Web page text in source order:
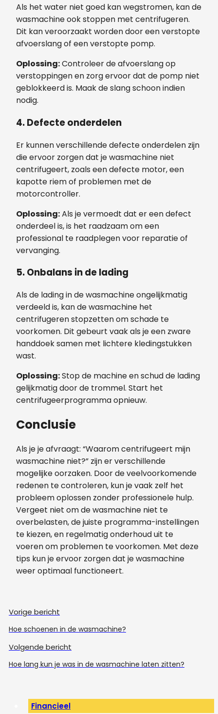
Als het water niet goed kan wegstromen, kan de
wasmachine ook stoppen met centrifugeren.
Dit kan veroorzaakt worden door een verstopte
afvoerslang of een verstopte pomp.
Oplossing:Controleer de afvoerslang op
verstoppingen en zorg ervoor dat de pomp niet
geblokkeerd is. Maak de slang schoon indien
nodig.
4. Defecte onderdelen
Er kunnen verschillende defecte onderdelen zijn
die ervoor zorgen dat je wasmachine niet
centrifugeert, zoals een defecte motor, een
kapotte riem of problemen met de
motorcontroller.
Oplossing:Als je vermoedt dat er een defect
onderdeel is, is het raadzaam om een
professional te raadplegen voor reparatie of
vervanging.
5. Onbalans in de lading
Als de lading in de wasmachine ongelijkmatig
verdeeld is, kan de wasmachine het
centrifugeren stopzetten om schade te
voorkomen. Dit gebeurt vaak als je een zware
handdoek samen met lichtere kledingstukken
wast.
Oplossing:Stop de machine en schud de lading
gelijkmatig door de trommel. Start het
centrifugeerprogramma opnieuw.
Conclusie
Als je je afvraagt: “Waarom centrifugeert mijn
wasmachine niet?” zijn er verschillende
mogelijke oorzaken. Door de veelvoorkomende
redenen te controleren, kun je vaak zelf het
probleem oplossen zonder professionele hulp.
Vergeet niet om de wasmachine niet te
overbelasten, de juiste programma-instellingen
te kiezen, en regelmatig onderhoud uit te
voeren om problemen te voorkomen. Met deze
tips kun je ervoor zorgen dat je wasmachine
weer optimaal functioneert.
Vorige bericht
Hoe schoenen in de wasmachine?
Volgende bericht
Hoe lang kun je was in de wasmachine laten zitten?
Financieel